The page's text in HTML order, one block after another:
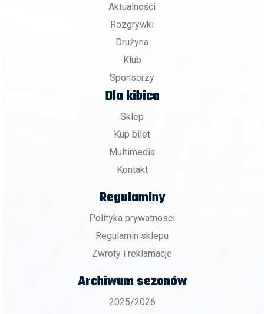
Aktualności
Rozgrywki
Drużyna
Klub
Sponsorzy
Dla kibica
Sklep
Kup bilet
Multimedia
Kontakt
Regulaminy
Polityka prywatnosci
Regulamin sklepu
Zwroty i reklamacje
Archiwum sezonów
2025/2026